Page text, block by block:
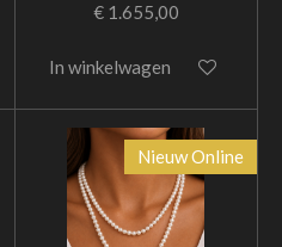
€ 1.655,00
In winkelwagen
Nieuw Online